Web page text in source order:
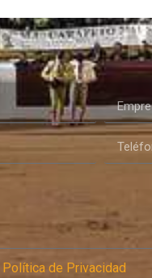
Política de Privacidad